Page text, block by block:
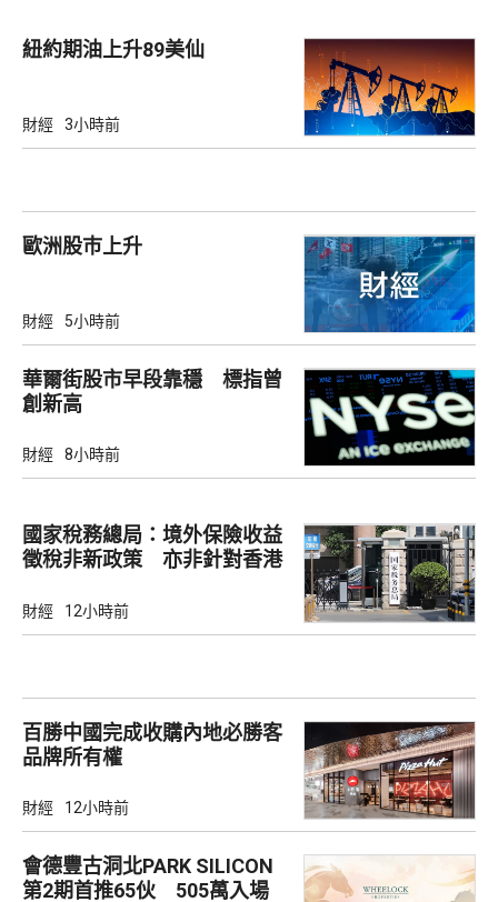
紐約期油上升89美仙
財經 3小時前
歐洲股巿上升
財經 5小時前
華爾街股市早段靠穩 標指曾
創新高
財經 8小時前
國家稅務總局：境外保險收益
徵稅非新政策 亦非針對香港
財經 12小時前
百勝中國完成收購內地必勝客
品牌所有權
財經 12小時前
會德豐古洞北PARK SILICON
第2期首推65伙 505萬入場